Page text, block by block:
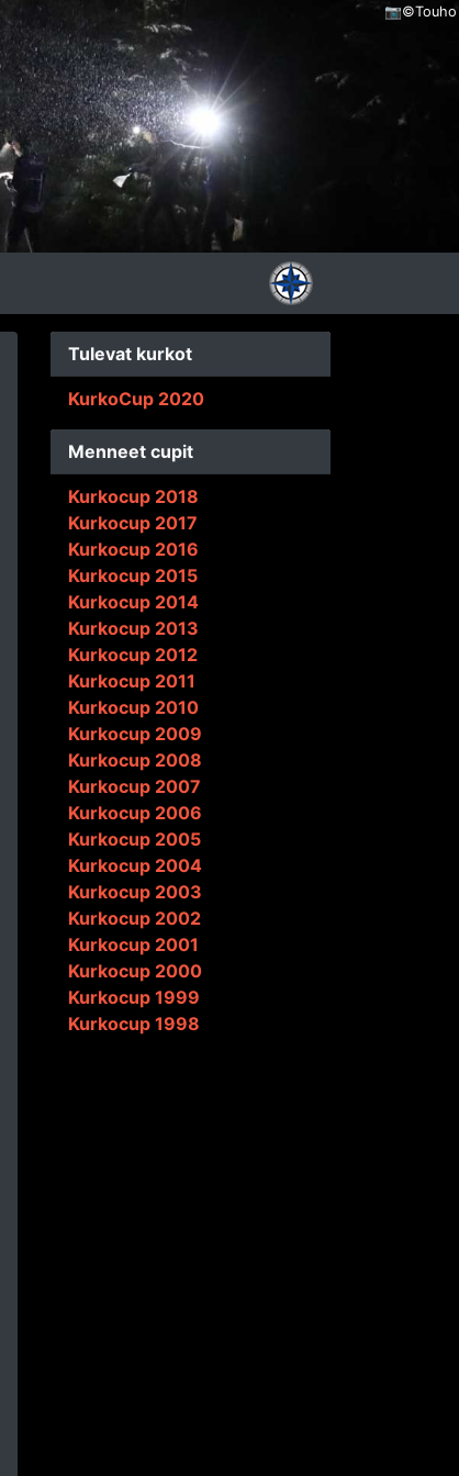
📷©Touho
Tulevat kurkot
KurkoCup 2020
Menneet cupit
Kurkocup 2018
Kurkocup 2017
Kurkocup 2016
Kurkocup 2015
Kurkocup 2014
Kurkocup 2013
Kurkocup 2012
Kurkocup 2011
Kurkocup 2010
Kurkocup 2009
Kurkocup 2008
Kurkocup 2007
Kurkocup 2006
Kurkocup 2005
Kurkocup 2004
Kurkocup 2003
Kurkocup 2002
Kurkocup 2001
Kurkocup 2000
Kurkocup 1999
Kurkocup 1998